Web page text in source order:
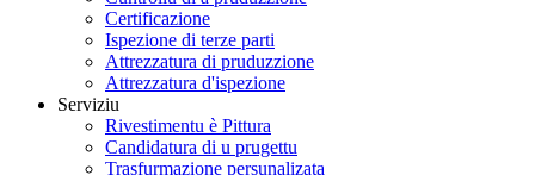
Certificazione
Ispezione di terze parti
Attrezzatura di pruduzzione
Attrezzatura d'ispezione
Serviziu
Rivestimentu è Pittura
Candidatura di u prugettu
Trasfurmazione persunalizata